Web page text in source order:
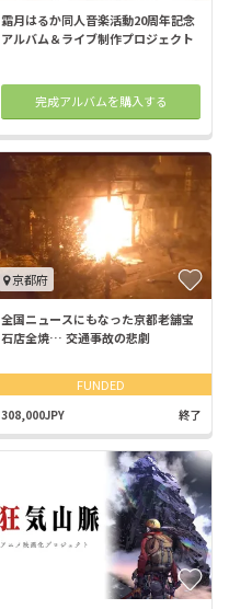
霜月はるか同人音楽活動20周年記念
アルバム＆ライブ制作プロジェクト
完成アルバムを購入する
京都府
全国ニュースにもなった京都老舗宝
石店全焼… 交通事故の悲劇
FUNDED
308,000JPY 終了